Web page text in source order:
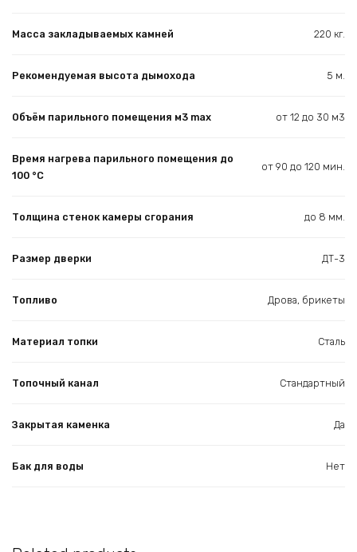
Масса закладываемых камней 220 кг.
Рекомендуемая высота дымохода 5 м.
Объём парильного помещения м3 max от 12 до 30 м3
Время нагрева парильного помещения до
100 °С
от 90 до 120 мин.
Толщина стенок камеры сгорания до 8 мм.
Размер дверки ДТ-3
Топливо Дрова, брикеты
Материал топки Сталь
Топочный канал Стандартный
Закрытая каменка Да
Бак для воды Нет